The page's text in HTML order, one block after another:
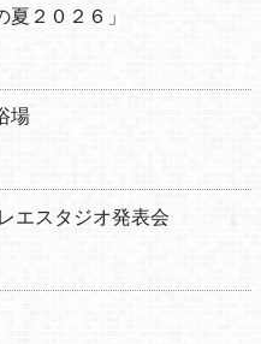
夏２０２６」
場
エスタジオ発表会